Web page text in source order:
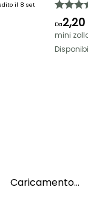
il 8 set
Da
mini
Caricamento...